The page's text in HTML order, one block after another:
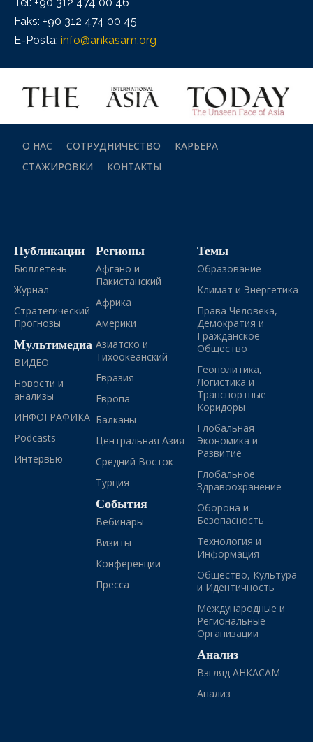
Faks: +90 312 474 00 45
E-Posta: info@ankasam.org
О НАС СОТРУДНИЧЕСТВО
КАРЬЕРА
СТАЖИРОВКИ
КОНТАКТЫ
Публикации
Бюллетень
Журнал
Стратегический
Прогнозы
Мультимедиа
ВИДЕО
Новости и
анализы
ИНФОГРАФИКА
Podcasts
Интервью
Регионы
Афгано и
Пакистанский
Африка
Америки
Азиатско и
Тихоокеанский
Евразия
Европа
Балканы
Центральная Азия
Средний Восток
Турция
События
Вебинары
Визиты
Конференции
Пресса
Темы
Образование
Климат и Энергетика
Права Человека,
Демократия и
Гражданское
Общество
Геополитика,
Логистика и
Транспортные
Коридоры
Глобальная
Экономика и
Развитие
Глобальное
Здравоохранение
Оборона и
Безопасность
Технология и
Информация
Общество, Культура
и Идентичность
Международные и
Региональные
Организации
Анализ
Взгляд АНКАСАМ
Анализ